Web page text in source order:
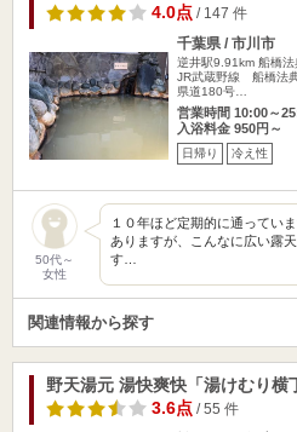
4.0点/ 147 件
千葉県 / 市川市
逆井駅9.91km 船橋
JR武蔵野線 船橋法
県道180号…
営業時間 10:00～
入浴料金 950円～
日帰り 冷え性
50代～
女性
１０年ほど定期的に通ってい
ありますが、こんなに広い露
す…
関連情報から探す
野天湯元 湯快爽快「湯けむり横
3.6点/ 55 件